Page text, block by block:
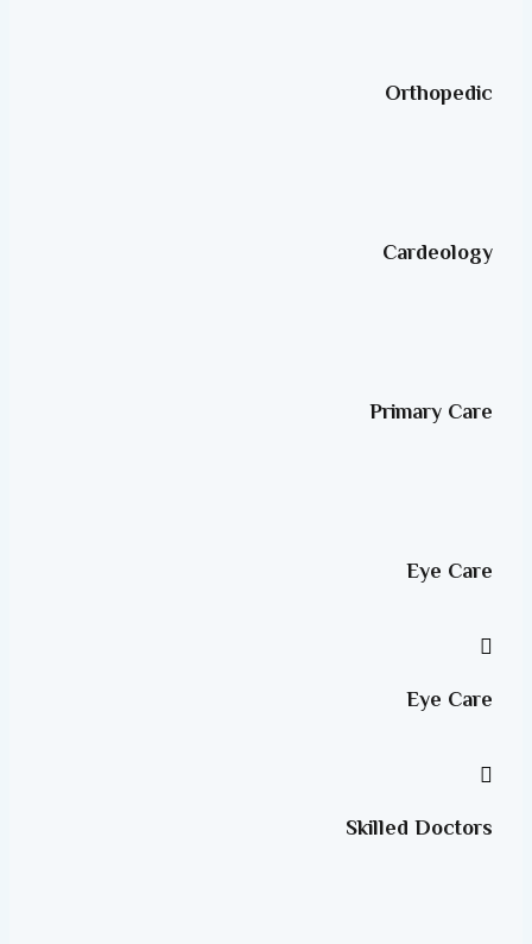
Orthopedic
Cardeology
Primary Care
Eye Care
Eye Care
Skilled Doctors